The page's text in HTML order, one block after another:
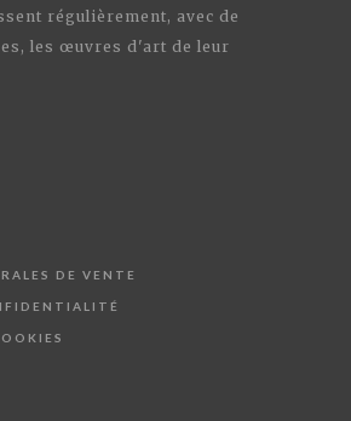
régulièrement, avec de
les œuvres d'art de leur
DE VENTE